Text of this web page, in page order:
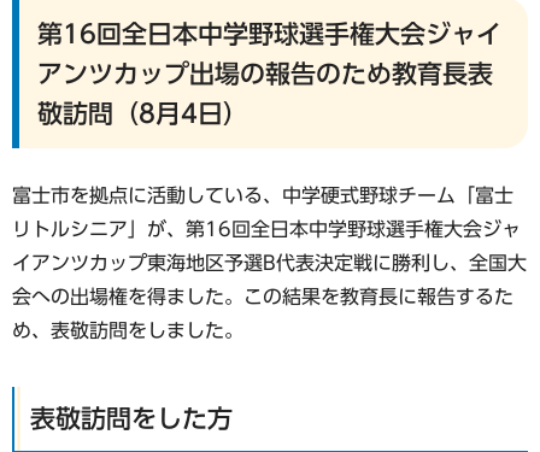
第16回全日本中学野球選手権大会ジャイ
アンツカップ出場の報告のため教育長表
敬訪問（8月4日）
富士市を拠点に活動している、中学硬式野球チーム「富士
リトルシニア」が、第16回全日本中学野球選手権大会ジャ
イアンツカップ東海地区予選B代表決定戦に勝利し、全国大
会への出場権を得ました。この結果を教育長に報告するた
め、表敬訪問をしました。
表敬訪問をした方